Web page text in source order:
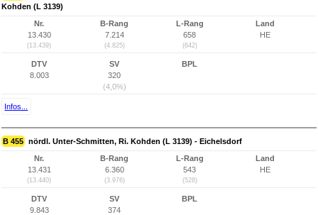
Kohden (L 3139)
Nr.
13.430
(13.439)
B-Rang
7.214
(4.825)
L-Rang
658
(642)
Land
HE
DTV
8.003
SV
320
(4,0%)
BPL
Infos...
B 455 nördl. Unter-Schmitten, Ri. Kohden (L 3139) - Eichelsdorf
Nr.
13.431
(13.440)
B-Rang
6.360
(3.976)
L-Rang
543
(528)
Land
HE
DTV
9.843
SV
374
BPL